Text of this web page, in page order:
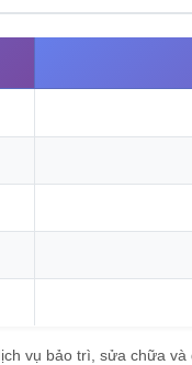
vụ bảo trì, sửa chữa